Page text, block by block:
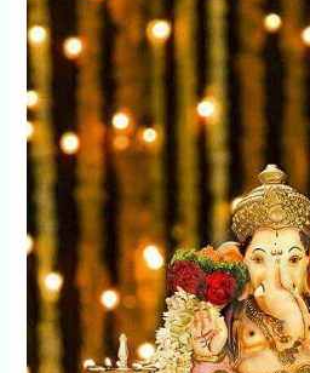
संपन्नता
देने
वाली
तांत्रिक
शक्ति